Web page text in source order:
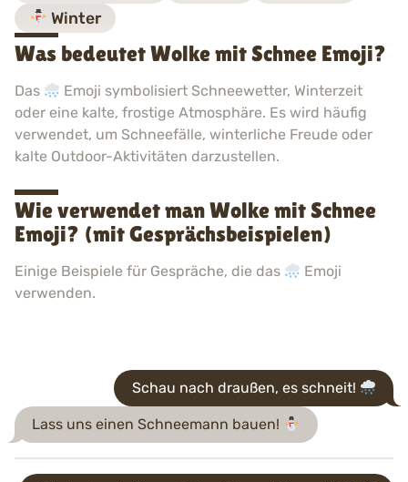
Winter
Was bedeutet Wolke mit Schnee Emoji?
Das
Emoji symbolisiert Schneewetter, Winterzeit
oder eine kalte, frostige Atmosphäre. Es wird häufig
verwendet, um Schneefälle, winterliche Freude oder
kalte Outdoor-Aktivitäten darzustellen.
Wie verwendet man Wolke mit Schnee
Emoji? (mit Gesprächsbeispielen)
Einige Beispiele für Gespräche, die das
Emoji
verwenden.
Schau nach draußen, es schneit!
Lass uns einen Schneemann bauen!